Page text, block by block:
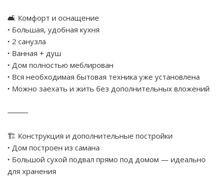
🛋 Комфорт и оснащение
• Большая, удобная кухня
• 2 санузла
• Ванная + душ
• Дом полностью меблирован
• Вся необходимая бытовая техника уже установлена
• Можно заехать и жить без дополнительных вложений
⸻
🏗 Конструкция и дополнительные постройки
• Дом построен из самана
• Большой сухой подвал прямо под домом — идеально
для хранения